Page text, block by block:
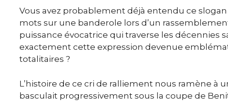
Vous avez probablement déjà entendu ce
mots sur une banderole lors d’un
puissance évocatrice qui traverse les décennies
exactement cette expression devenue
totalitaires ?
L’histoire de ce cri de ralliement nous ramène à
basculait progressivement sous la coupe de